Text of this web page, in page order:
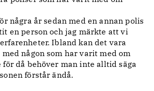
några år sedan med en annan polis
en person och jag märkte att vi
Ibland kan det vara
någon som har varit med om
då behöver man inte alltid säga
förstår ändå.